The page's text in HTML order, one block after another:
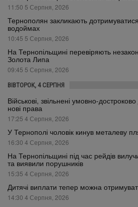
11:50 5 Серпня, 2026
Тернополян закликають
водоймах
10:45 5 Серпня, 2026
На Тернопільщині перевіряють
Золота Липа
09:45 5 Серпня, 2026
ВІВТОРОК, 4 СЕРПНЯ
Військові, звільнені умовно-
нові права
17:25 4 Серпня, 2026
У Тернополі чоловік кинув металеву
16:30 4 Серпня, 2026
На Тернопільщині під час рейдів
та виявили порушників
15:35 4 Серпня, 2026
Дитячі виплати тепер можна
14:30 4 Серпня, 2026